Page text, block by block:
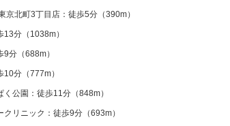
京北町3丁目店：徒歩5分（390m）
分（1038m）
分（688m）
分（777m）
公園：徒歩11分（848m）
リニック：徒歩9分（693m）